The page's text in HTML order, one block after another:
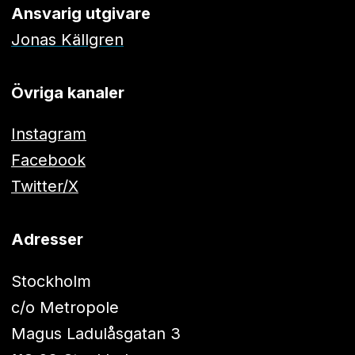
Ansvarig utgivare
Jonas Källgren
Övriga kanaler
Instagram
Facebook
Twitter/X
Adresser
Stockholm
c/o Metropole
Magus Ladulåsgatan 3